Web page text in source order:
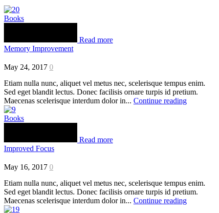
Books
Read more
Memory Improvement
May 24, 2017 0
Etiam nulla nunc, aliquet vel metus nec, scelerisque tempus enim.
Sed eget blandit lectus. Donec facilisis ornare turpis id pretium.
Maecenas scelerisque interdum dolor in... Continue reading
Books
Read more
Improved Focus
May 16, 2017 0
Etiam nulla nunc, aliquet vel metus nec, scelerisque tempus enim.
Sed eget blandit lectus. Donec facilisis ornare turpis id pretium.
Maecenas scelerisque interdum dolor in... Continue reading